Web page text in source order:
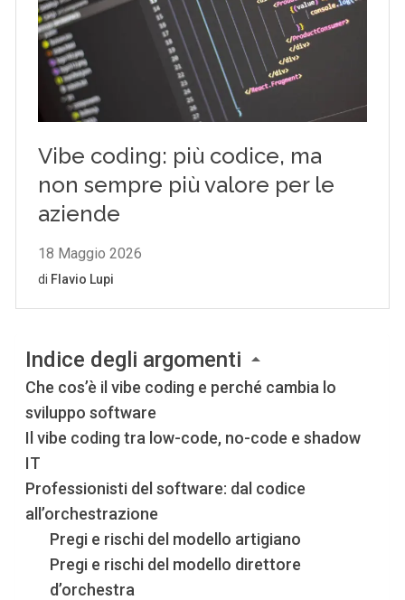
Indice degli argomenti
Che cos’è il vibe coding e perché cambia lo
sviluppo software
Il vibe coding tra low-code, no-code e shadow
IT
Professionisti del software: dal codice
all’orchestrazione
Pregi e rischi del modello artigiano
Pregi e rischi del modello direttore
d’orchestra